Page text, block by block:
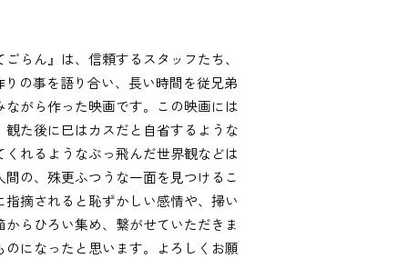
らん』は、信頼するスタッフたち、
の事を語り合い、長い時間を従兄弟
がら作った映画です。この映画には
た後に巳はカスだと自省するような
れるようなぶっ飛んだ世界観などは
の、殊更ふつうな一面を見つけるこ
摘されると恥ずかしい感情や、掃い
らひろい集め、繋がせていただきま
になったと思います。よろしくお願